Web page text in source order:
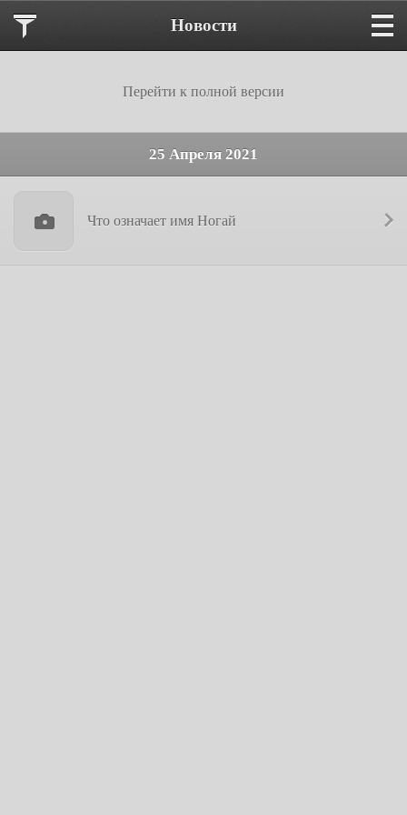
Новости
Перейти к полной версии
25 Апреля 2021
Что означает имя Ногай